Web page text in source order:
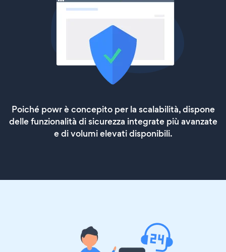
Poiché powr è concepito per la scalabilità, dispone
delle funzionalità di sicurezza integrate più avanzate
e di volumi elevati disponibili.